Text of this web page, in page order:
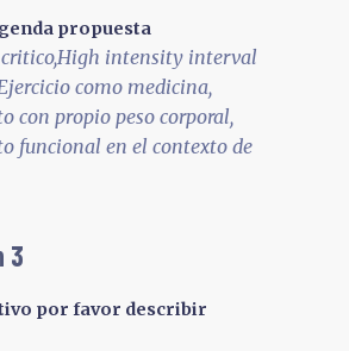
propuesta
intensity interval
como medicina,
con propio peso corporal,
funcional en el contexto de
3
por favor describir